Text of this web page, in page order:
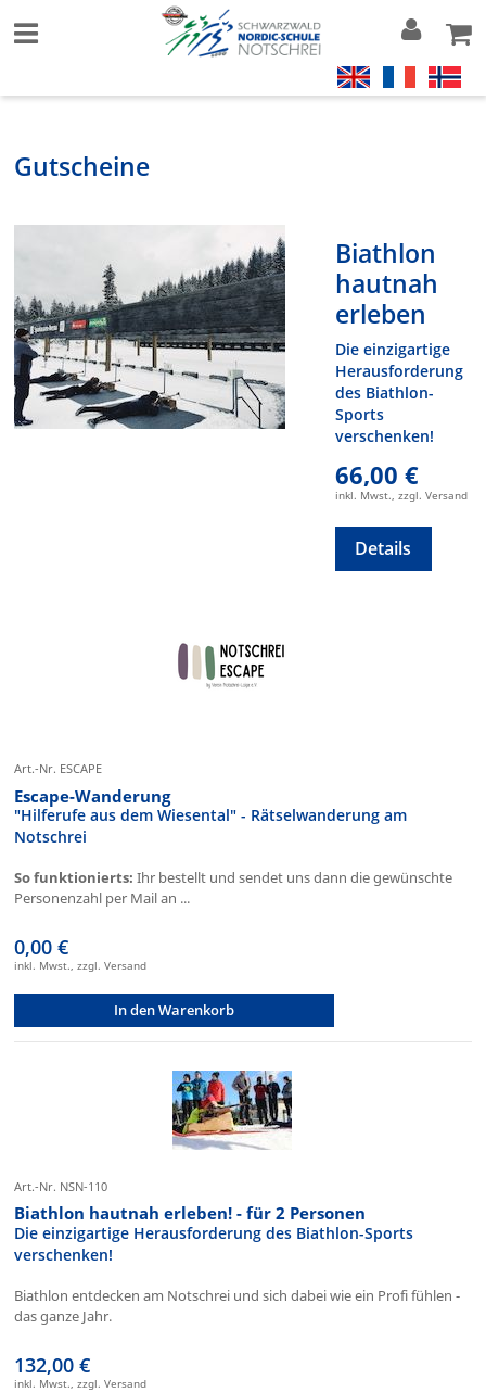
Gutscheine
Biathlon
hautnah
erleben
Die einzigartige
Herausforderung
des Biathlon-
Sports
verschenken!
66,00 €
inkl. Mwst., zzgl. Versand
Details
Art.-Nr. ESCAPE
Escape-Wanderung
"Hilferufe aus dem Wiesental" - Rätselwanderung am
Notschrei
So funktionierts: Ihr bestellt und sendet uns dann die gewünschte
Personenzahl per Mail an ...
0,00 €
inkl. Mwst., zzgl. Versand
In den Warenkorb
Art.-Nr. NSN-110
Biathlon hautnah erleben! - für 2 Personen
Die einzigartige Herausforderung des Biathlon-Sports
verschenken!
Biathlon entdecken am Notschrei und sich dabei wie ein Profi fühlen -
das ganze Jahr.
132,00 €
inkl. Mwst., zzgl. Versand